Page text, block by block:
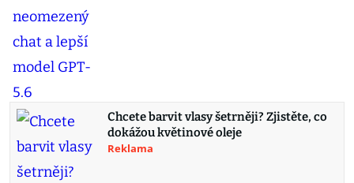
Chcete barvit vlasy šetrněji? Zjistěte, co
dokážou květinové oleje
Reklama